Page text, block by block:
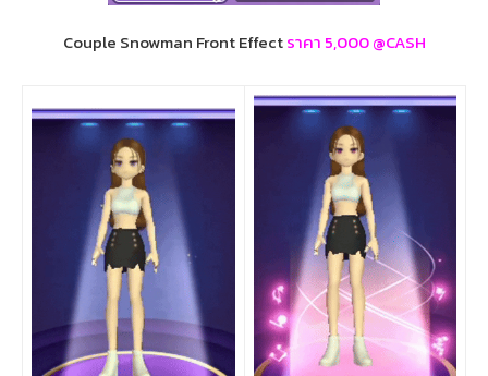
Couple Snowman Front Effectราคา 5,000 @CASH